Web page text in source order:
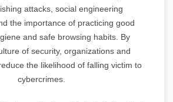
attacks, social engineering
the importance of practicing good
and safe browsing habits. By
of security, organizations and
the likelihood of falling victim to
cybercrimes.